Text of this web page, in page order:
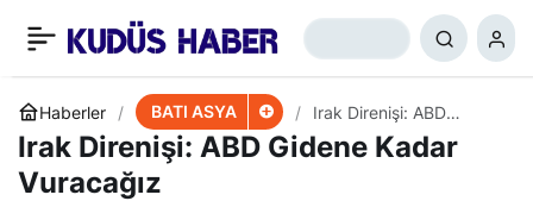
Haberler BATI ASYA
Irak Direnişi: ABD
Gidene Kadar Vuracağız
Irak Direnişi: ABD Gidene Kadar
Vuracağız
Gazze Savaşında 3.
Aşama
+ 0 Paylaş